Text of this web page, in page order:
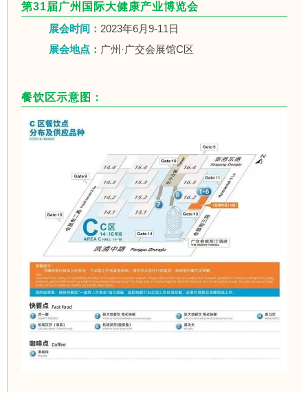
第31届广州国际大健康产业博览会
展会时间： 2023年6月9-11日
展会地点： 广州·广交会展馆C区
餐饮区示意图：